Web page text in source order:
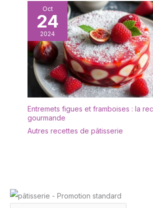
Oct
24
2024
Entremets figues et framboises : la
gourmande
Autres recettes de pâtisserie